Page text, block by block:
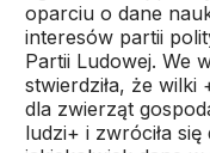
oparciu o dane
interesów partii
Partii Ludowej. We
stwierdziła, że wilki
dla zwierząt
ludzi+ i zwróciła